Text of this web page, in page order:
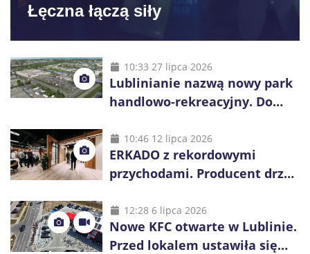
Łęczna łączą siły
10:33 27 lipca 2026
Lublinianie nazwą nowy park
handlowo-rekreacyjny. Do
10:46 12 lipca 2026
ERKADO z rekordowymi
przychodami. Producent drzwi
inwestycje
12:28 6 lipca 2026
Nowe KFC otwarte w Lublinie.
Przed lokalem ustawiła się